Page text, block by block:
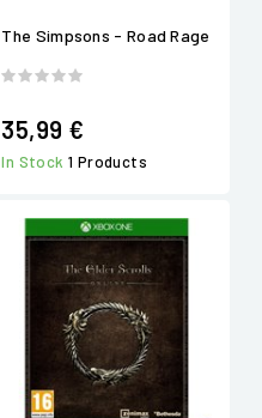
The Simpsons - Road Rage
35,99 €
In Stock1 Products